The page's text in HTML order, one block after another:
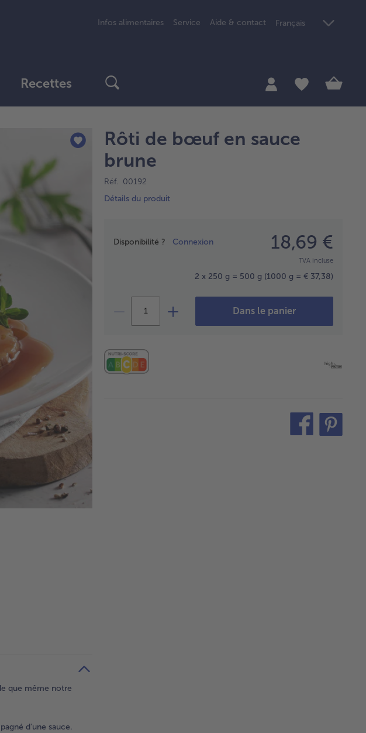
Infos alimentaires Service Aide & contact Français
Recettes
Rôti de bœuf en sauce
brune
Réf. 00192
Détails du produit
Disponibilité ? Connexion 18,69 €
TVA incluse
2 x 250 g = 500 g (1000 g = € 37,38)
Dans le panier
teilen
que même notre
d'une sauce.